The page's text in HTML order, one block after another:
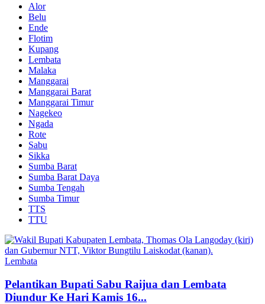
Alor
Belu
Ende
Flotim
Kupang
Lembata
Malaka
Manggarai
Manggarai Barat
Manggarai Timur
Nagekeo
Ngada
Rote
Sabu
Sikka
Sumba Barat
Sumba Barat Daya
Sumba Tengah
Sumba Timur
TTS
TTU
Lembata
Pelantikan Bupati Sabu Raijua dan Lembata
Diundur Ke Hari Kamis 16...